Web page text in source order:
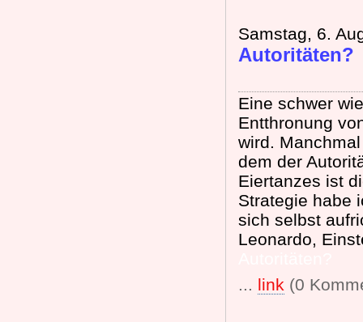
Samstag, 6.
Autoritäten?
Eine schwer
Entthronung
wird.
dem der
Eiertanzes ist
Strategie habe
sich selbst
Leonardo,
... link (0